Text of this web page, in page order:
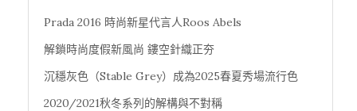
Prada 2016 時尚新星代言人Roos Abels
解鎖時尚度假新風尚 鏤空針織正夯
沉穩灰色（Stable Grey）成為2025春夏秀場流行色
2020/2021秋冬系列的解構與不對稱